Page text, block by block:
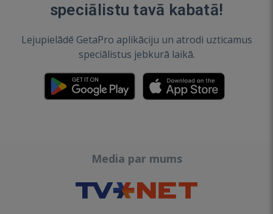
speciālistu tavā kabatā!
Lejupielādē GetaPro aplikāciju un atrodi uzticamus
speciālistus jebkurā laikā.
Media par mums